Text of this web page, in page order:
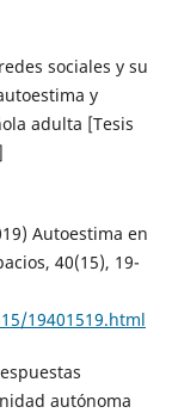
sociales y su
y
adulta [Tesis
Autoestima en
40(15), 19-
19401519.html
autónoma